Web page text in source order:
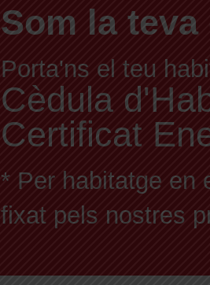
Som la teva
Porta'ns el teu
Cèdula
Certificat
* Per habitatge en
fixat pels nostres